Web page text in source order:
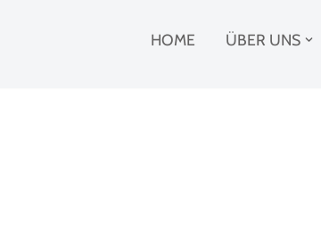
HOME ÜBER UNS